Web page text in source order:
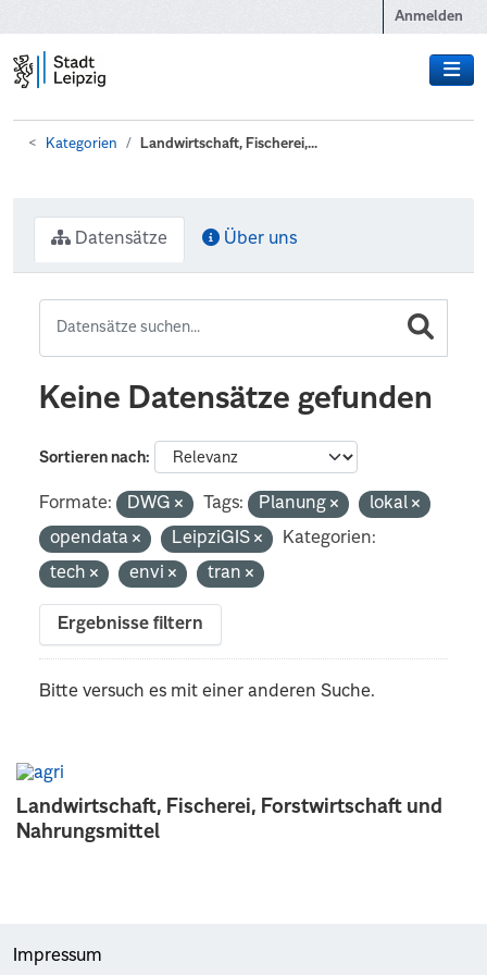
Anmelden
Kategorien Landwirtschaft, Fischerei,...
Landwirtschaft, Fischerei, Forstwirtschaft und
Nahrungsmittel
Datensätze Über uns
Keine Datensätze gefunden
Sortieren nach
Formate: DWG Tags: Planung
lokal
opendata
LeipziGIS
Kategorien:
tech
envi tran
Ergebnisse filtern
Bitte versuch es mit einer anderen Suche.
Impressum